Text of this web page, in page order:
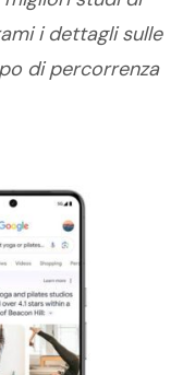
i dettagli sulle
di percorrenza